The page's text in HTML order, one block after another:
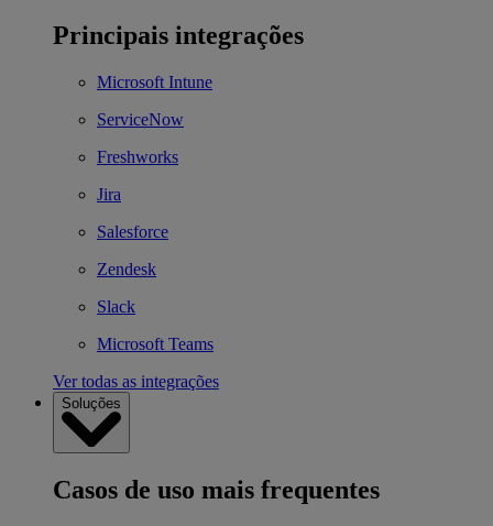
Principais integrações
Microsoft Intune
ServiceNow
Freshworks
Jira
Salesforce
Zendesk
Slack
Microsoft Teams
Ver todas as integrações
Soluções
Casos de uso mais frequentes